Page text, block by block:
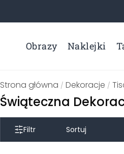
Obrazy Naklejki
Strona główna / Dekoracje /
Świąteczna
Filtr